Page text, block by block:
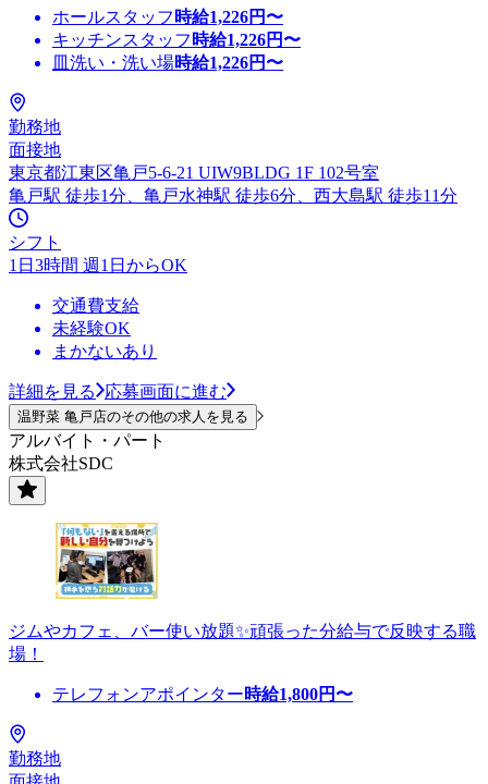
ホールスタッフ 時給1,226円〜
キッチンスタッフ 時給1,226円〜
皿洗い・洗い場時給1,226円〜
勤務地
面接地
東京都江東区亀戸5-6-21 UIW9BLDG 1F 102号室
亀戸駅 徒歩1分、亀戸水神駅 徒歩6分、西大島駅 徒歩11分
シフト
1日3時間 週1日からOK
交通費支給
未経験OK
まかないあり
詳細を見る 応募画面に進む
温野菜 亀戸店のその他の求人を見る
アルバイト・パート
株式会社SDC
ジムやカフェ、バー使い放題✨頑張った分給与で反映する職
場！
テレフォンアポインター時給1,800円〜
勤務地